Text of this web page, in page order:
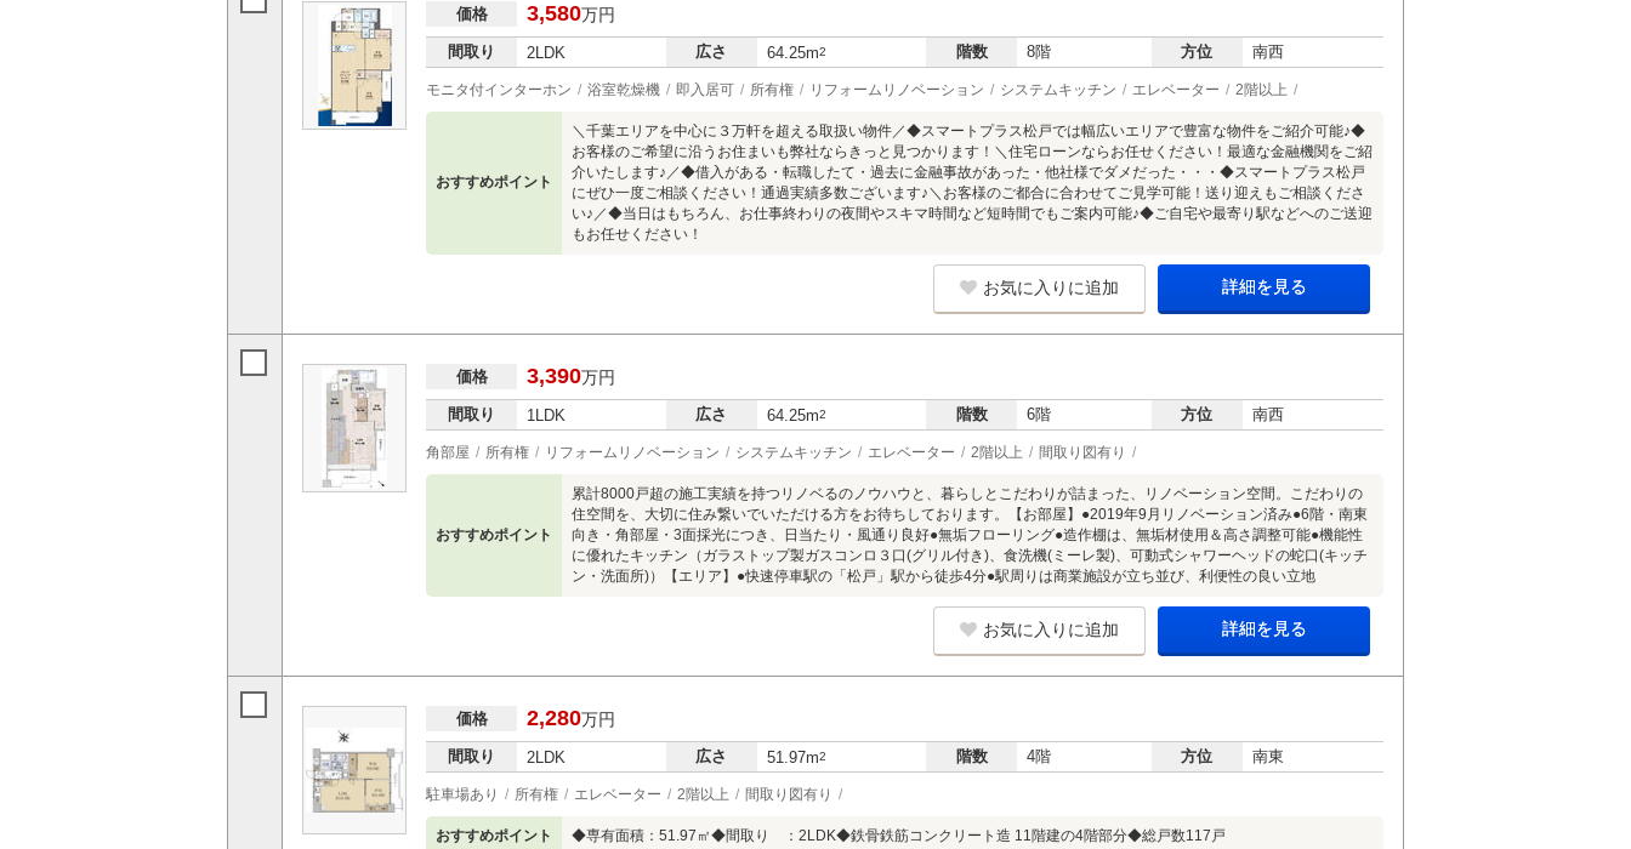
価格 3,580万円
間取り 2LDK 広さ 64.25m2 階数 8階 方位 南西
モニタ付インターホン 浴室乾燥機 即入居可 所有権 リフォームリノベーション システムキッチン エレベーター 2階以上
おすすめポイント
＼千葉エリアを中心に３万軒を超える取扱い物件／◆スマートプラス松戸では幅広いエリアで豊富な物件をご紹介可能♪◆
お客様のご希望に沿うお住まいも弊社ならきっと見つかります！＼住宅ローンならお任せください！最適な金融機関をご紹
介いたします♪／◆借入がある・転職したて・過去に金融事故があった・他社様でダメだった・・・◆スマートプラス松戸
にぜひ一度ご相談ください！通過実績多数ございます♪＼お客様のご都合に合わせてご見学可能！送り迎えもご相談くださ
い♪／◆当日はもちろん、お仕事終わりの夜間やスキマ時間など短時間でもご案内可能♪◆ご自宅や最寄り駅などへのご送迎
もお任せください！
お気に入りに追加 詳細を見る
価格 3,390万円
間取り 1LDK 広さ 64.25m2 階数 6階 方位 南西
角部屋 所有権 リフォームリノベーション システムキッチン エレベーター 2階以上 間取り図有り
おすすめポイント
累計8000戸超の施工実績を持つリノベるのノウハウと、暮らしとこだわりが詰まった、リノベーション空間。こだわりの
住空間を、大切に住み繋いでいただける方をお待ちしております。【お部屋】●2019年9月リノベーション済み●6階・南東
向き・角部屋・3面採光につき、日当たり・風通り良好●無垢フローリング●造作棚は、無垢材使用＆高さ調整可能●機能性
に優れたキッチン（ガラストップ製ガスコンロ３口(グリル付き)、食洗機(ミーレ製)、可動式シャワーヘッドの蛇口(キッチ
ン・洗面所)）【エリア】●快速停車駅の「松戸」駅から徒歩4分●駅周りは商業施設が立ち並び、利便性の良い立地
お気に入りに追加 詳細を見る
価格 2,280万円
間取り 2LDK 広さ 51.97m2 階数 4階 方位 南東
駐車場あり 所有権 エレベーター 2階以上 間取り図有り
おすすめポイント ◆専有面積：51.97㎡◆間取り ：2LDK◆鉄骨鉄筋コンクリート造 11階建の4階部分◆総戸数117戸